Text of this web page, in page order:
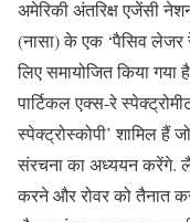
अमेरिकी अंतरिक्ष एजेंसी
(नासा) के एक ‘पैसिव लेजर
लिए समायोजित किया
पार्टिकल एक्स-रे
स्पेक्ट्रोस्कोपी’ शामिल
संरचना का अध्ययन करेंगे.
करने और रोवर को तैनात